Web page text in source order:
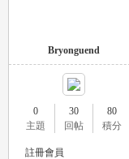
Bryonguend
0
主題
30
回帖
80
積分
註冊會員